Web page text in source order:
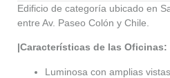
Edificio de categoría ubicado en
entre Av. Paseo Colón y Chile.
|Características de las Oficinas:
Luminosa con amplias